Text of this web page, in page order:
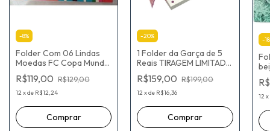
-8%
Folder Com 06 Lindas
Moedas FC Copa Mundo
Argentina 1977 E 197
R$119,00 R$129,00
12 xde R$12,24
-20%
1 Folder da Garça de 5
Reais TIRAGEM LIMITADA
de 2.000 unidades!
R$159,00 R$199,00
12 xde R$16,36
-18
12 x